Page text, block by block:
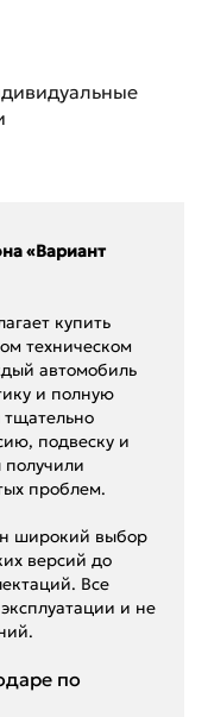
«Вариант
купить
техническом
автомобиль
и полную
подвеску и
получили
проблем.
широкий выбор
версий до
Все
и не
по